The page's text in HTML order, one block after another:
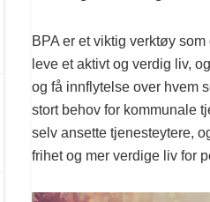
BPA er et viktig verktøy
leve et aktivt og verdig liv,
og få innflytelse over hvem
stort behov for kommunale
selv ansette tjenesteytere,
frihet og mer verdige liv for